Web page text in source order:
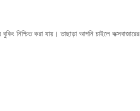
নিশ্চিত করা যায়। তাছাড়া আপনি চাইলে কক্সবাজারের